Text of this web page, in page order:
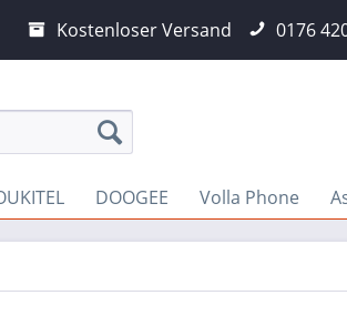
Kostenloser Versand 0176
DOOGEE Volla Phone